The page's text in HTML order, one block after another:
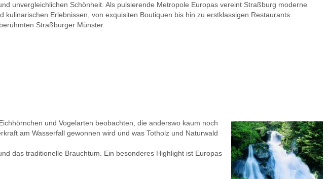
unvergleichlichen Schönheit. Als pulsierende Metropole Europas vereint Straßburg moderne
Erlebnissen, von exquisiten Boutiquen bis hin zu erstklassigen Restaurants.
Straßburger Münster.
und Vogelarten beobachten, die anderswo kaum noch
am Wasserfall gewonnen wird und was Totholz und Naturwald
das traditionelle Brauchtum. Ein besonderes Highlight ist Europas